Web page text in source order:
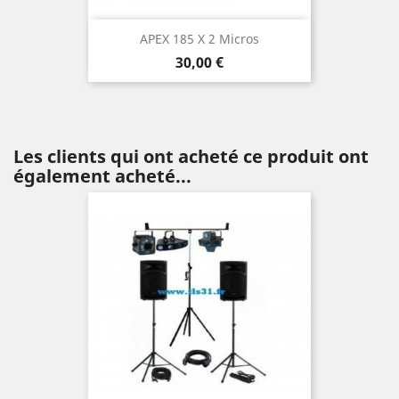
APEX 185 X 2 Micros
Prix
30,00 €
Les clients qui ont acheté ce produit ont
également acheté...